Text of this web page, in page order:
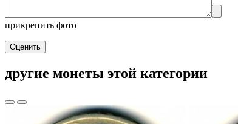
прикрепить фото
Оценить
другие монеты этой категории